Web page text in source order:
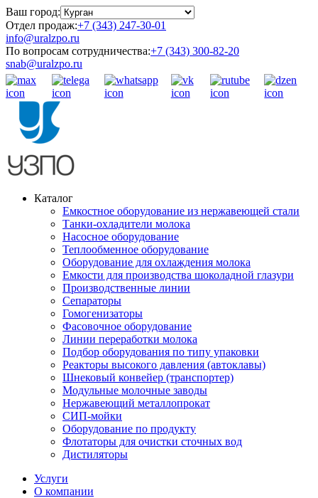
Ваш город:
Отдел продаж:+7 (343) 247-30-01
info@uralzpo.ru
По вопросам сотрудничества:+7 (343) 300-82-20
snab@uralzpo.ru
Каталог
Емкостное оборудование из нержавеющей стали
Танки-охладители молока
Насосное оборудование
Теплообменное оборудование
Оборудование для охлаждения молока
Емкости для производства шоколадной глазури
Производственные линии
Сепараторы
Гомогенизаторы
Фасовочное оборудование
Линии переработки молока
Подбор оборудования по типу упаковки
Реакторы высокого давления (автоклавы)
Шнековый конвейер (транспортер)
Модульные молочные заводы
Нержавеющий металлопрокат
СИП-мойки
Оборудование по продукту
Флотаторы для очистки сточных вод
Дистиляторы
Услуги
О компании